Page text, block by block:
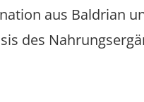
aus Baldrian
des